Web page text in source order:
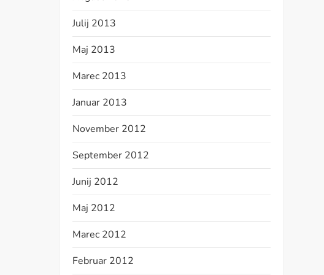
Julij 2013
Maj 2013
Marec 2013
Januar 2013
November 2012
September 2012
Junij 2012
Maj 2012
Marec 2012
Februar 2012